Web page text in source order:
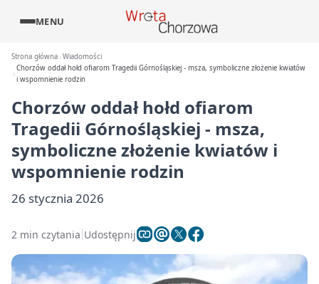
MENU
Strona główna Wiadomości
Chorzów oddał hołd ofiarom Tragedii Górnośląskiej - msza, symboliczne złożenie kwiatów
i wspomnienie rodzin
Chorzów oddał hołd ofiarom
Tragedii Górnośląskiej - msza,
symboliczne złożenie kwiatów i
wspomnienie rodzin
26 stycznia 2026
2 min czytania Udostępnij